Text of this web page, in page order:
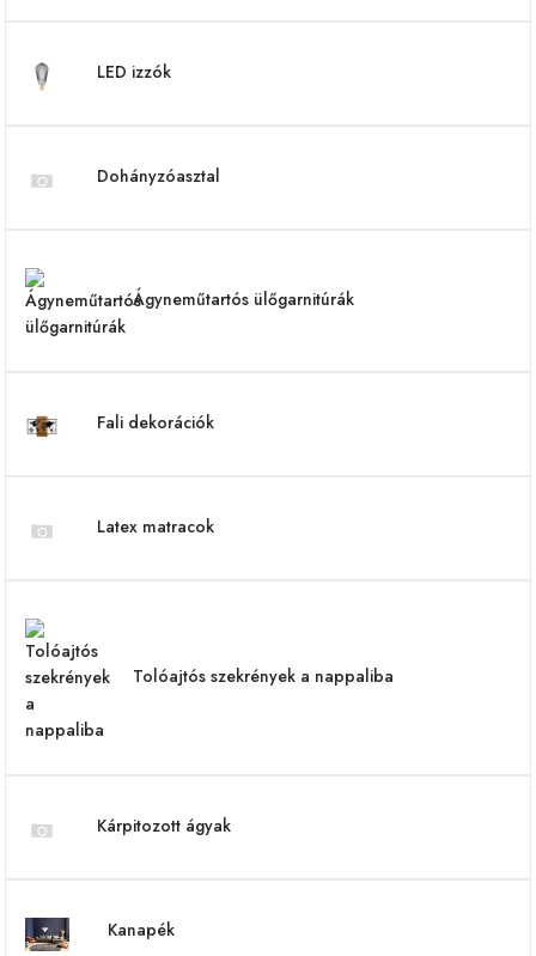
LED izzók
Dohányzóasztal
Ágyneműtartós ülőgarnitúrák
Fali dekorációk
Latex matracok
Tolóajtós szekrények a nappaliba
Kárpitozott ágyak
Kanapék